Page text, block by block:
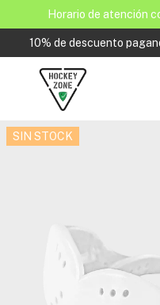
Horario de atención
10% de descuento
SIN STOCK